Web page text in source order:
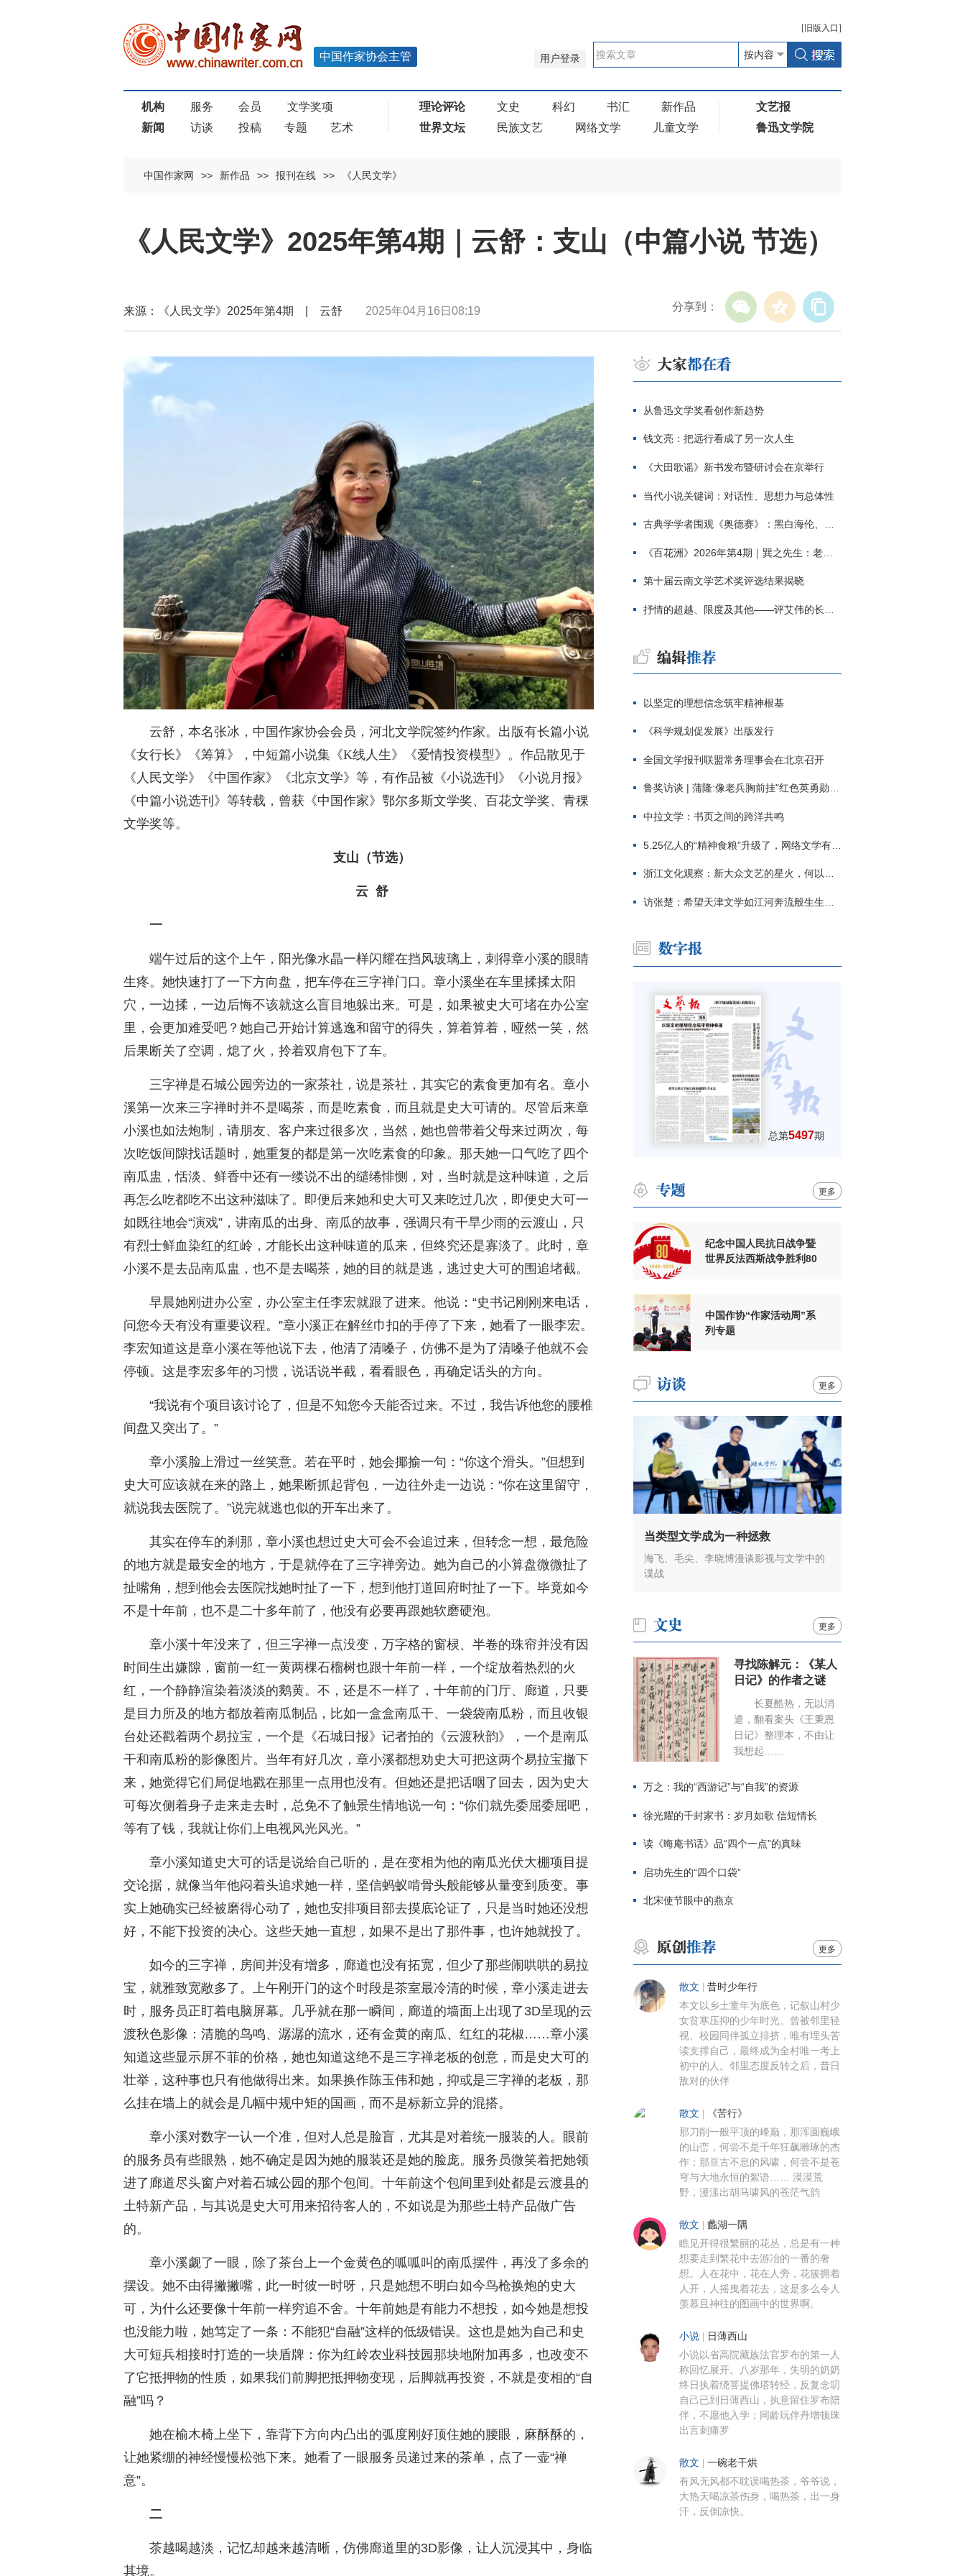
[ 旧版 入口]
用户登录
中国作家协会主管
机构 服务 会员
文学奖项
新闻
访谈 投稿 专题 艺术
理论评论 文史 科幻 书汇
新作品
世界文坛
民族文艺 网络文学 儿童文学
文艺报
鲁迅文学院
中国作家网 >> 新作品 >> 报刊在线 >> 《人民文学》
《人民文学》2025年第4期｜云舒：支山（中篇小说 节选）
分享到：
来源：《人民文学》2025年第4期 | 云舒 2025年04月16日08:19
云舒，本名张冰，中国作家协会会员，河北文学院签约作家。出版有长篇小说
《女行长》《筹算》，中短篇小说集《K线人生》《爱情投资模型》。作品散见于
《人民文学》《中国作家》《北京文学》等，有作品被《小说选刊》《小说月报》
《中篇小说选刊》等转载，曾获《中国作家》鄂尔多斯文学奖、百花文学奖、青稞
文学奖等。
支山（节选）
云 舒
一
端午过后的这个上午，阳光像水晶一样闪耀在挡风玻璃上，刺得章小溪的眼睛
生疼。她快速打了一下方向盘，把车停在三字禅门口。章小溪坐在车里揉揉太阳
穴，一边揉，一边后悔不该就这么盲目地躲出来。可是，如果被史大可堵在办公室
里，会更加难受吧？她自己开始计算逃逸和留守的得失，算着算着，哑然一笑，然
后果断关了空调，熄了火，拎着双肩包下了车。
三字禅是石城公园旁边的一家茶社，说是茶社，其实它的素食更加有名。章小
溪第一次来三字禅时并不是喝茶，而是吃素食，而且就是史大可请的。尽管后来章
小溪也如法炮制，请朋友、客户来过很多次，当然，她也曾带着父母来过两次，每
次吃饭间隙找话题时，她重复的都是第一次吃素食的印象。那天她一口气吃了四个
南瓜盅，恬淡、鲜香中还有一缕说不出的缱绻悱恻，对，当时就是这种味道，之后
再怎么吃都吃不出这种滋味了。即便后来她和史大可又来吃过几次，即便史大可一
如既往地会“演戏”，讲南瓜的出身、南瓜的故事，强调只有干旱少雨的云渡山，只
有烈士鲜血染红的红岭，才能长出这种味道的瓜来，但终究还是寡淡了。此时，章
小溪不是去品南瓜盅，也不是去喝茶，她的目的就是逃，逃过史大可的围追堵截。
早晨她刚进办公室，办公室主任李宏就跟了进来。他说：“史书记刚刚来电话，
问您今天有没有重要议程。”章小溪正在解丝巾扣的手停了下来，她看了一眼李宏。
李宏知道这是章小溪在等他说下去，他清了清嗓子，仿佛不是为了清嗓子他就不会
停顿。这是李宏多年的习惯，说话说半截，看看眼色，再确定话头的方向。
“我说有个项目该讨论了，但是不知您今天能否过来。不过，我告诉他您的腰椎
间盘又突出了。”
章小溪脸上滑过一丝笑意。若在平时，她会揶揄一句：“你这个滑头。”但想到
史大可应该就在来的路上，她果断抓起背包，一边往外走一边说：“你在这里留守，
就说我去医院了。”说完就逃也似的开车出来了。
其实在停车的刹那，章小溪也想过史大可会不会追过来，但转念一想，最危险
的地方就是最安全的地方，于是就停在了三字禅旁边。她为自己的小算盘微微扯了
扯嘴角，想到他会去医院找她时扯了一下，想到他打道回府时扯了一下。毕竟如今
不是十年前，也不是二十多年前了，他没有必要再跟她软磨硬泡。
章小溪十年没来了，但三字禅一点没变，万字格的窗棂、半卷的珠帘并没有因
时间生出嫌隙，窗前一红一黄两棵石榴树也跟十年前一样，一个绽放着热烈的火
红，一个静静渲染着淡淡的鹅黄。不，还是不一样了，十年前的门厅、廊道，只要
是目力所及的地方都放着南瓜制品，比如一盒盒南瓜干、一袋袋南瓜粉，而且收银
台处还戳着两个易拉宝，一个是《石城日报》记者拍的《云渡秋韵》，一个是南瓜
干和南瓜粉的影像图片。当年有好几次，章小溪都想劝史大可把这两个易拉宝撤下
来，她觉得它们局促地戳在那里一点用也没有。但她还是把话咽了回去，因为史大
可每次侧着身子走来走去时，总免不了触景生情地说一句：“你们就先委屈委屈吧，
等有了钱，我就让你们上电视风光风光。”
章小溪知道史大可的话是说给自己听的，是在变相为他的南瓜光伏大棚项目提
交论据，就像当年他闷着头追求她一样，坚信蚂蚁啃骨头般能够从量变到质变。事
实上她确实已经被磨得心动了，她也安排项目部去摸底论证了，只是当时她还没想
好，不能下投资的决心。这些天她一直想，如果不是出了那件事，也许她就投了。
如今的三字禅，房间并没有增多，廊道也没有拓宽，但少了那些闹哄哄的易拉
宝，就雅致宽敞多了。上午刚开门的这个时段是茶室最冷清的时候，章小溪走进去
时，服务员正盯着电脑屏幕。几乎就在那一瞬间，廊道的墙面上出现了3D呈现的云
渡秋色影像：清脆的鸟鸣、潺潺的流水，还有金黄的南瓜、红红的花椒……章小溪
知道这些显示屏不菲的价格，她也知道这绝不是三字禅老板的创意，而是史大可的
壮举，这种事也只有他做得出来。如果换作陈玉伟和她，抑或是三字禅的老板，那
么挂在墙上的就会是几幅中规中矩的国画，而不是标新立异的混搭。
章小溪对数字一认一个准，但对人总是脸盲，尤其是对着统一服装的人。眼前
的服务员有些眼熟，她不确定是因为她的服装还是她的脸庞。服务员微笑着把她领
进了廊道尽头窗户对着石城公园的那个包间。十年前这个包间里到处都是云渡县的
土特新产品，与其说是史大可用来招待客人的，不如说是为那些土特产品做广告
的。
章小溪觑了一眼，除了茶台上一个金黄色的呱呱叫的南瓜摆件，再没了多余的
摆设。她不由得撇撇嘴，此一时彼一时呀，只是她想不明白如今鸟枪换炮的史大
可，为什么还要像十年前一样穷追不舍。十年前她是有能力不想投，如今她是想投
也没能力啦，她笃定了一条：不能犯“自融”这样的低级错误。这也是她为自己和史
大可短兵相接时打造的一块盾牌：你为红岭农业科技园那块地附加再多，也改变不
了它抵押物的性质，如果我们前脚把抵押物变现，后脚就再投资，不就是变相的“自
融”吗？
她在榆木椅上坐下，靠背下方向内凸出的弧度刚好顶住她的腰眼，麻酥酥的，
让她紧绷的神经慢慢松弛下来。她看了一眼服务员递过来的茶单，点了一壶“禅
意”。
二
茶越喝越淡，记忆却越来越清晰，仿佛廊道里的3D影像，让人沉浸其中，身临
其境。
从鲁迅文学奖看创作新趋势
钱文亮：把远行看成了另一次人生
《大田歌谣》新书发布暨研讨会在京举行
当代小说关键词：对话性、思想力与总体性
古典学学者围观《奥德赛》：黑白海伦、佩涅罗佩的别针与神秘入侵者
《百花洲》2026年第4期｜巽之先生：老兵朱向前侧记三题
第十届云南文学艺术奖评选结果揭晓
抒情的超越、限度及其他——评艾伟的长篇小说《春歌》
以坚定的理想信念筑牢精神根基
《科学规划促发展》出版发行
全国文学报刊联盟常务理事会在北京召开
鲁奖访谈 | 蒲隆:像老兵胸前挂"红色英勇勋章"
中拉文学：书页之间的跨洋共鸣
5.25亿人的“精神食粮”升级了，网络文学有了哪些新变化？
浙江文化观察：新大众文艺的星火，何以燎原？
访张楚：希望天津文学如江河奔流般生生不息
总第5497期
更多
纪念中国人民抗日战争暨
世界反法西斯战争胜利80
中国作协“作家活动周”系
列专题
更多
当类型文学成为一种拯救
海飞、毛尖、李晓博漫谈影视与文学中的
谍战
更多
寻找陈解元：《某人
日记》的作者之谜
长夏酷热，无以消
遣，翻看案头《王秉恩
日记》整理本，不由让
我想起……
万之：我的“西游记”与“自我”的资源
徐光耀的千封家书：岁月如歌 信短情长
读《晦庵书话》品“四个一点”的真味
启功先生的“四个口袋”
北宋使节眼中的燕京
更多
散文 昔时少年行
本文以乡土童年为底色，记叙山村少
女贫寒压抑的少年时光。曾被邻里轻
视、校园同伴孤立排挤，唯有埋头苦
读支撑自己，最终成为全村唯一考上
初中的人。邻里态度反转之后，昔日
敌对的伙伴
散文 《苦行》
那刀削一般平顶的峰巅，那浑圆巍峨
的山峦，何尝不是千年狂飙雕琢的杰
作；那亘古不息的风啸，何尝不是苍
穹与大地永恒的絮语…… 漠漠荒
野，漫漾出胡马啸风的苍茫气韵
散文 蠡湖一隅
瞧见开得很繁丽的花丛，总是有一种
想要走到繁花中去游冶的一番的奢
想。人在花中，花在人旁，花簇拥着
人开，人摇曳着花去，这是多么令人
羡慕且神往的图画中的世界啊。
小说 日薄西山
小说以省高院藏族法官罗布的第一人
称回忆展开。八岁那年，失明的奶奶
终日执着绕菩提佛塔转经，反复念叨
自己已到日薄西山，执意留住罗布陪
伴，不愿他入学；同龄玩伴丹增顿珠
出言刺痛罗
散文 一碗老干烘
有风无风都不耽误喝热茶，爷爷说，
大热天喝凉茶伤身，喝热茶，出一身
汗，反倒凉快。